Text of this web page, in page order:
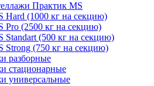
Практик MS
Hard (1000 кг на секцию)
Pro (2500 кг на секцию)
Standart (500 кг на секцию)
Strong (750 кг на секцию)
разборные
стационарные
универсальные